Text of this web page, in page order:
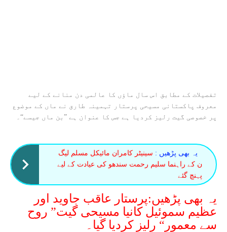
تفصیلات کے مطابق اس سال ماﺅں کا عالمی دن منانے کے لیے
معروف پاکستانی مسیحی پرستار تہمینہ طارق نے ماں کے موضوع
پر خصوصی گیت رلیز کردیا ہے جس کا عنوان ہے ”بن ماں جیسے“۔
یہ بھی پڑھیں : سینیٹر کامران مائیکل مسلم لیگ
ن کے راہنما سلیم رحمت سندھو کی عیادت کے لیے
پہنچ گئے
یہ بھی پڑھیں:پرستار عاقب جاوید اور
عظیم سموئیل کانیا مسیحی گیت” روح
سے معمور“ رلیز کردیا گیا۔